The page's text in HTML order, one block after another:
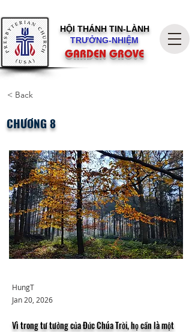
HỘI THÁNH TIN-LÀNH
TRƯỞNG-NHIỆM
GARDEN GROVE
< Back
CHƯƠNG 8
HungT
Jan 20, 2026
Vì trong tư tưởng của Đức Chúa Trời, họ cần là một